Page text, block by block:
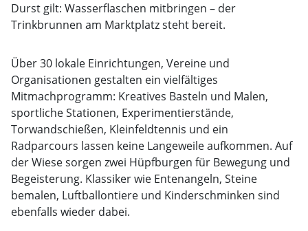
Durst gilt: Wasserflaschen mitbringen – der
Trinkbrunnen am Marktplatz steht bereit.
Über 30 lokale Einrichtungen, Vereine und
Organisationen gestalten ein vielfältiges
Mitmachprogramm: Kreatives Basteln und Malen,
sportliche Stationen, Experimentierstände,
Torwandschießen, Kleinfeldtennis und ein
Radparcours lassen keine Langeweile aufkommen. Auf
der Wiese sorgen zwei Hüpfburgen für Bewegung und
Begeisterung. Klassiker wie Entenangeln, Steine
bemalen, Luftballontiere und Kinderschminken sind
ebenfalls wieder dabei.